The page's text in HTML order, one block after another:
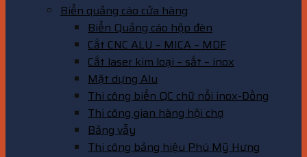
Biển quảng cáo cửa hàng
Biển Quảng cáo hộp đèn
Cắt CNC ALU – MICA – MDF
Cắt laser kim loại – sắt – inox
Mặt dựng Alu
Thi công biển QC chữ nổi inox-Đồng
Thi công gian hàng hội chợ
Bảng vẫy
Thi công bảng hiệu Phú Mỹ Hưng